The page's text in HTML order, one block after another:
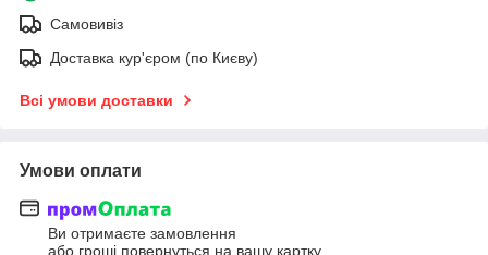
Самовивіз
Доставка кур'єром (по Києву)
Всі умови доставки
Умови оплати
Ви отримаєте замовлення
або гроші повернуться на вашу картку